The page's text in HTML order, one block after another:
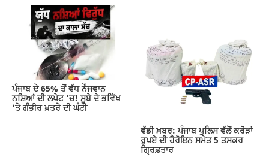
ਪੰਜਾਬ ਦੇ 65% ਤੋਂ ਵੱਧ ਨੌਜਵਾਨ
ਨਸ਼ਿਆਂ ਦੀ ਲਪੇਟ ‘ਚ! ਸੂਬੇ ਦੇ ਭਵਿੱਖ
‘ਤੇ ਗੰਭੀਰ ਖ਼ਤਰੇ ਦੀ ਘੰਟੀ
ਵੱਡੀ ਖ਼ਬਰ: ਪੰਜਾਬ ਪੁਲਿਸ ਵੱਲੋਂ ਕਰੋੜਾਂ
ਰੁਪਏ ਦੀ ਹੈਰੋਇਨ ਸਮੇਤ 5 ਤਸਕਰ
ਗ੍ਰਿਫ਼ਤਾਰ